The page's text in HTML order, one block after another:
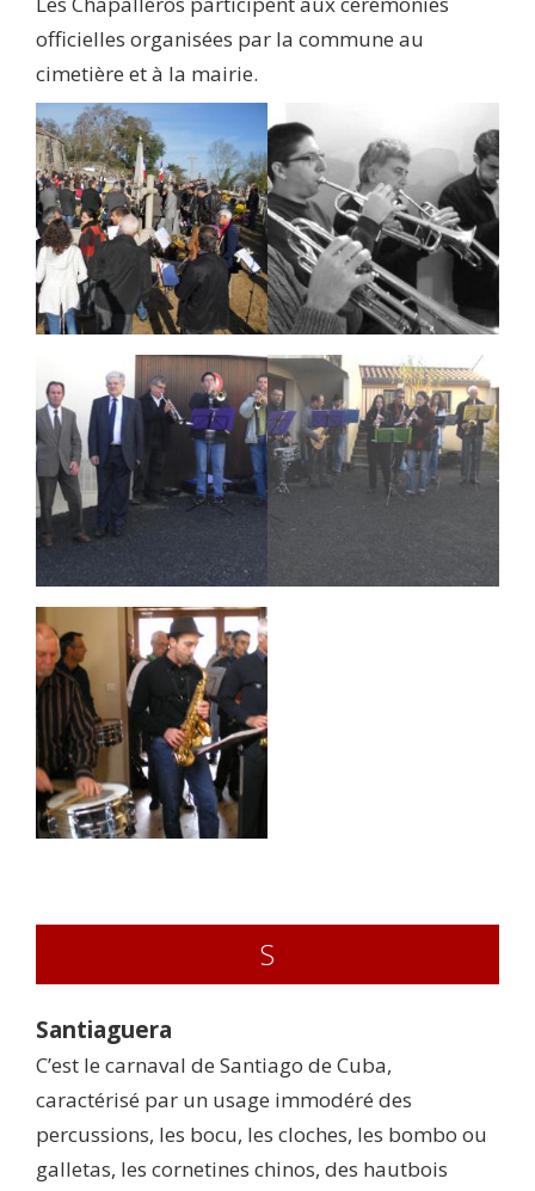
officielles organisées par la commune au
cimetière et à la mairie.
S
Santiaguera
C’est le carnaval de Santiago de Cuba,
caractérisé par un usage immodéré des
percussions, les bocu, les cloches, les bombo ou
galletas, les cornetines chinos, des hautbois